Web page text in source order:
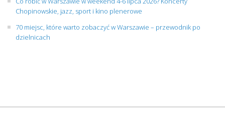
Chopinowskie, jazz, sport i kino plenerowe
70 miejsc, które warto zobaczyć w Warszawie – przewodnik po
dzielnicach